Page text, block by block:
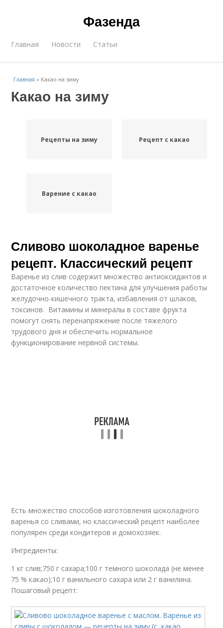
Фазенда
Главная Новости Статьи
Главная » Какао на зиму
Какао на зиму
Рецепты на зиму Рецепт с какао
Варение с какао
Сливово шоколадное варенье
рецепт. Классический рецепт
Варенье из слив содержит множество антиоксидантов и
достаточное количество пектина для улучшения работы
желудочно-кишечного тракта, избавления от шлаков,
токсинов. Витамины и минералы в составе фрукта
помогут снять перенапряжение после тяжелого
трудового дня и обеспечить нормальное
функционирование нервной системы.
Есть множество способов изготовления шоколадного
варенья со сливами, но классический рецепт наиболее
популярен среди кондитеров и домохозяек.
Ингредиенты:
1 кг слив;750 г сахара;100 г темного шоколада (не менее
75 % какао);10 г ванильного сахара или 2 г ванилина.
Пошаговый рецепт: